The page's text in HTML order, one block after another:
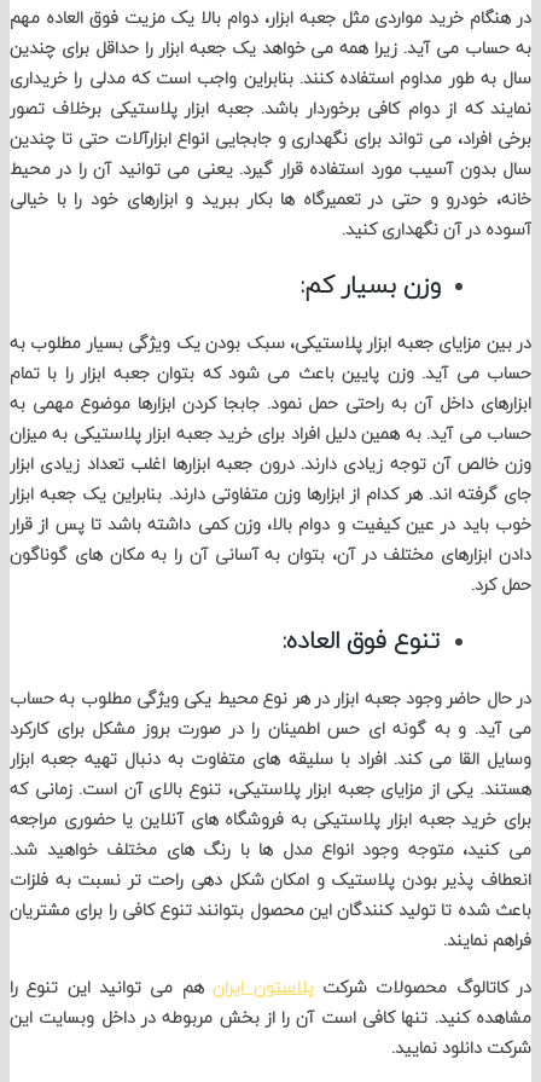
خرید مواردی مثل جعبه ابزار، دوام بالا یک مزیت فوق العاده مهم
می آید. زیرا همه می خواهد یک جعبه ابزار را حداقل برای چندین
طور مداوم استفاده کنند. بنابراین واجب است که مدلی را خریداری
که از دوام کافی برخوردار باشد. جعبه ابزار پلاستیکی برخلاف تصور
می تواند برای نگهداری و جابجایی انواع ابزارآلات حتی تا چندین
آسیب مورد استفاده قرار گیرد. یعنی می توانید آن را در محیط
و حتی در تعمیرگاه ها بکار ببرید و ابزارهای خود را با خیالی
آن نگهداری کنید.
وزن بسیار کم:
مزایای جعبه ابزار پلاستیکی، سبک بودن یک ویژگی بسیار مطلوب به
آید. وزن پایین باعث می شود که بتوان جعبه ابزار را با تمام
داخل آن به راحتی حمل نمود. جابجا کردن ابزارها موضوع مهمی به
آید. به همین دلیل افراد برای خرید جعبه ابزار پلاستیکی به میزان
آن توجه زیادی دارند. درون جعبه ابزارها اغلب تعداد زیادی ابزار
اند. هر کدام از ابزارها وزن متفاوتی دارند. بنابراین یک جعبه ابزار
در عین کیفیت و دوام بالا، وزن کمی داشته باشد تا پس از قرار
مختلف در آن، بتوان به آسانی آن را به مکان های گوناگون
تنوع فوق العاده:
حاضر وجود جعبه ابزار در هر نوع محیط یکی ویژگی مطلوب به حساب
و به گونه ای حس اطمینان را در صورت بروز مشکل برای کارکرد
می کند. افراد با سلیقه های متفاوت به دنبال تهیه جعبه ابزار
یکی از مزایای جعبه ابزار پلاستیکی، تنوع بالای آن است. زمانی که
جعبه ابزار پلاستیکی به فروشگاه های آنلاین یا حضوری مراجعه
متوجه وجود انواع مدل ها با رنگ های مختلف خواهید شد.
پذیر بودن پلاستیک و امکان شکل دهی راحت تر نسبت به فلزات
تا تولید کنندگان این محصول بتوانند تنوع کافی را برای مشتریان
محصولات شرکتپلاستون ایرانهم می توانید این تنوع را
کنید. تنها کافی است آن را از بخش مربوطه در داخل وبسایت این
نمایید.